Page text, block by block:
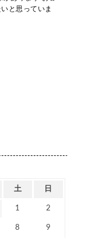
と思っていま
土 日
1 2
8 9